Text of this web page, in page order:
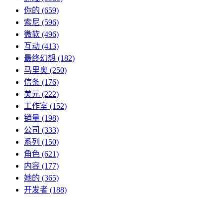
你的 (659)
索尼 (596)
微软 (496)
互动 (413)
最终幻想 (182)
马里奥 (250)
信条 (176)
美元 (222)
工作室 (152)
销量 (198)
公司 (333)
系列 (150)
角色 (621)
内容 (177)
她的 (365)
开发者 (188)